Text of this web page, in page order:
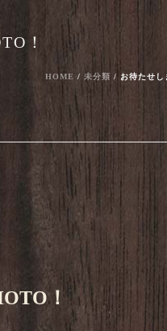
！
HOME / 未分類 / お待たせし
！